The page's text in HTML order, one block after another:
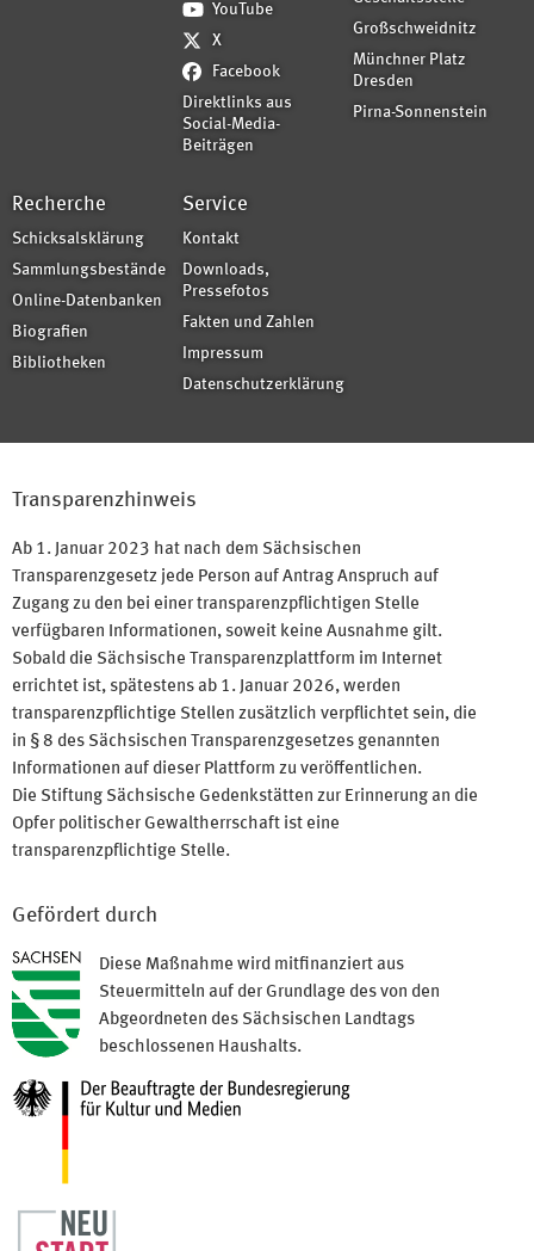
YouTube
X
Facebook
Direktlinks aus
Social-Media-
Beiträgen
Großschweidnitz
Münchner Platz
Dresden
Pirna-Sonnenstein
Recherche
Schicksalsklärung
Sammlungsbestände
Online-Datenbanken
Biografien
Bibliotheken
Service
Kontakt
Downloads,
Pressefotos
Fakten und Zahlen
Impressum
Datenschutzerklärung
Transparenzhinweis
Ab 1. Januar 2023 hat nach dem Sächsischen
Transparenzgesetz jede Person auf Antrag Anspruch auf
Zugang zu den bei einer transparenzpflichtigen Stelle
verfügbaren Informationen, soweit keine Ausnahme gilt.
Sobald die Sächsische Transparenzplattform im Internet
errichtet ist, spätestens ab 1. Januar 2026, werden
transparenzpflichtige Stellen zusätzlich verpflichtet sein, die
in § 8 des Sächsischen Transparenzgesetzes genannten
Informationen auf dieser Plattform zu veröffentlichen.
Die Stiftung Sächsische Gedenkstätten zur Erinnerung an die
Opfer politischer Gewaltherrschaft ist eine
transparenzpflichtige Stelle.
Gefördert durch
Diese Maßnahme wird mitfinanziert aus
Steuermitteln auf der Grundlage des von den
Abgeordneten des Sächsischen Landtags
beschlossenen Haushalts.